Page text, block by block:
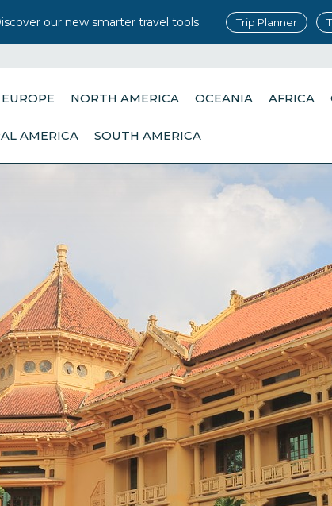
our new smarter travel tools Trip Planner
EUROPE NORTH AMERICA OCEANIA AFRICA
AMERICA SOUTH AMERICA